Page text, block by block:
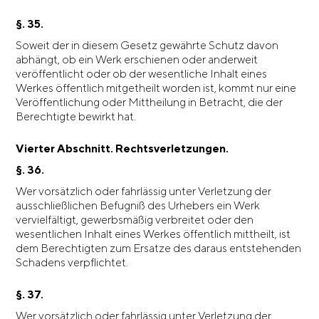
§. 35.
Soweit der in diesem Gesetz gewährte Schutz davon
abhängt, ob ein Werk erschienen oder anderweit
veröffentlicht oder ob der wesentliche Inhalt eines
Werkes öffentlich mitgetheilt worden ist, kommt nur eine
Veröffentlichung oder Mittheilung in Betracht, die der
Berechtigte bewirkt hat.
Vierter Abschnitt. Rechtsverletzungen.
§. 36.
Wer vorsätzlich oder fahrlässig unter Verletzung der
ausschließlichen Befugniß des Urhebers ein Werk
vervielfältigt, gewerbsmäßig verbreitet oder den
wesentlichen Inhalt eines Werkes öffentlich mittheilt, ist
dem Berechtigten zum Ersatze des daraus entstehenden
Schadens verpflichtet.
§. 37.
Wer vorsätzlich oder fahrlässig unter Verletzung der